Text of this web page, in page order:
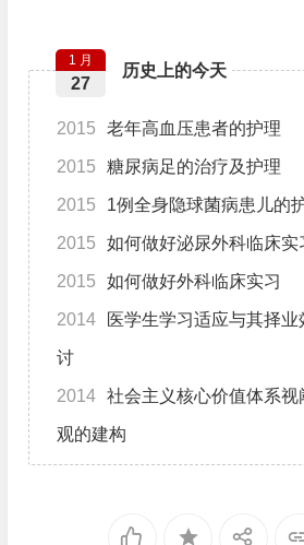
历史上的今天
1 月
27
2015 老年高血压患者的护理
2015 糖尿病足的治疗及护理
2015 1例全身隐球菌病患儿的
2015 如何做好泌尿外科临床实
2015 如何做好外科临床实习
2014 医学生学习适应与其择
讨
2014 社会主义核心价值体系视
观的建构